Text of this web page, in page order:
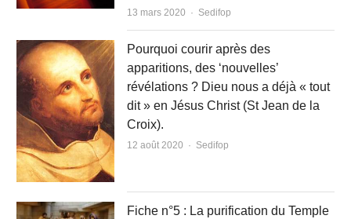
13 mars 2020 Author
Sedifop
Pourquoi courir après des
apparitions, des ‘nouvelles’
révélations ? Dieu nous a déjà « tout
dit » en Jésus Christ (St Jean de la
Croix).
12 août 2020 Author
Sedifop
Fiche n°5 : La purification du Temple